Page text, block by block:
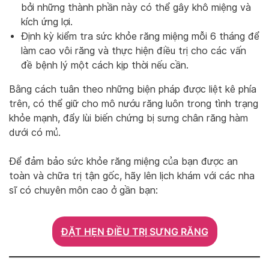
bởi những thành phần này có thể gây khô miệng và
kích ứng lợi.
Định kỳ kiểm tra sức khỏe răng miệng mỗi 6 tháng để
làm cao vôi răng và thực hiện điều trị cho các vấn
đề bệnh lý một cách kịp thời nếu cần.
Bằng cách tuân theo những biện pháp được liệt kê phía
trên, có thể giữ cho mô nướu răng luôn trong tình trạng
khỏe mạnh, đẩy lùi biến chứng bị sưng chân răng hàm
dưới có mủ.
Để đảm bảo sức khỏe răng miệng của bạn được an
toàn và chữa trị tận gốc, hãy lên lịch khám với các nha
sĩ có chuyên môn cao ở gần bạn:
ĐẶT HẸN ĐIỀU TRỊ SƯNG RĂNG